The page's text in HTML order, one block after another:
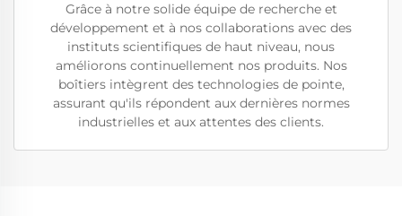
Grâce à notre solide équipe de recherche et
développement et à nos collaborations avec des
instituts scientifiques de haut niveau, nous
améliorons continuellement nos produits. Nos
boîtiers intègrent des technologies de pointe,
assurant qu'ils répondent aux dernières normes
industrielles et aux attentes des clients.